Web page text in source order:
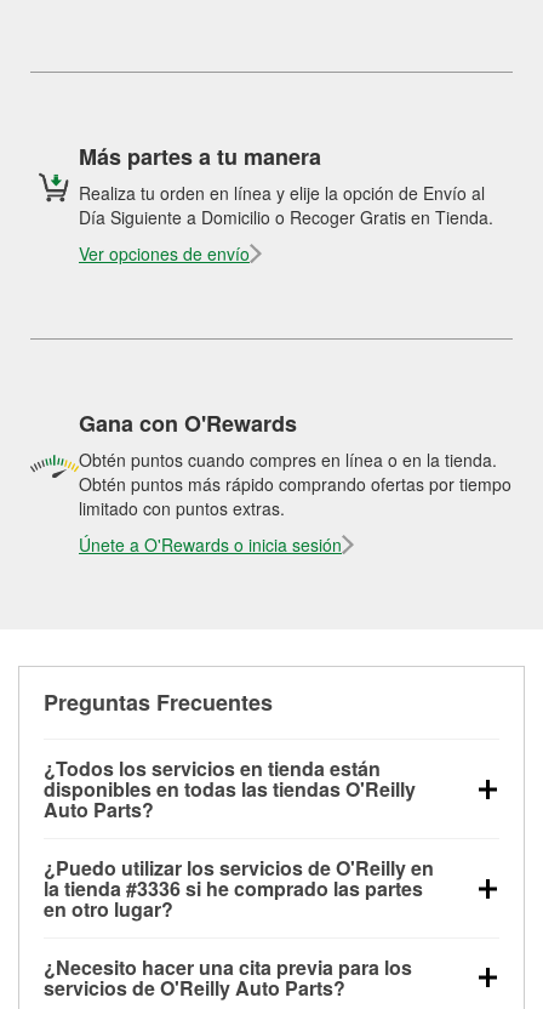
Más partes a tu manera
Realiza tu orden en línea y elije la opción de Envío al
Día Siguiente a Domicilio o Recoger Gratis en Tienda.
Ver opciones de envío
Gana con O'Rewards
Obtén puntos cuando compres en línea o en la tienda.
Obtén puntos más rápido comprando ofertas por tiempo
limitado con puntos extras.
Únete a O'Rewards o inicia sesión
Preguntas Frecuentes
¿Todos los servicios en tienda están
disponibles en todas las tiendas O'Reilly
Auto Parts?
las pruebas de batería, pruebas de alternador y
motor de arranque, revisión de la luz “Check Engine”
con O'Reilly VeriScan® e instalación de
limpiaparabrisas o bombillas, están disponibles en
todas las tiendas O'Reilly Auto Parts. La tienda
¿Puedo utilizar los servicios de O'Reilly en
la tienda #3336 si he comprado las partes
en otro lugar?
de O'Reilly Auto Parts que estén disponibles en la
¿Necesito hacer una cita previa para los
servicios de O'Reilly Auto Parts?